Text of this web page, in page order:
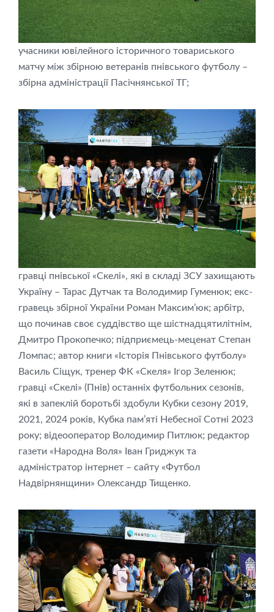
учасники ювілейного історичного товариського
матчу між збірною ветеранів пнівського футболу –
збірна адміністрації Пасічнянської ТГ;
гравці пнівської «Скелі», які в складі ЗСУ захищають
Україну – Тарас Дутчак та Володимир Гуменюк; екс-
гравець збірної України Роман Максим’юк; арбітр,
що починав своє суддівство ще шістнадцятилітнім,
Дмитро Прокопечко; підприємець-меценат Степан
Ломпас; автор книги «Історія Пнівського футболу»
Василь Сіщук, тренер ФК «Скеля» Ігор Зеленюк;
гравці «Скелі» (Пнів) останніх футбольних сезонів,
які в запеклій боротьбі здобули Кубки сезону 2019,
2021, 2024 років, Кубка пам’яті Небесної Сотні 2023
року; відеооператор Володимир Питлюк; редактор
газети «Народна Воля» Іван Гриджук та
адміністратор інтернет – сайту «Футбол
Надвірнянщини» Олександр Тищенко.